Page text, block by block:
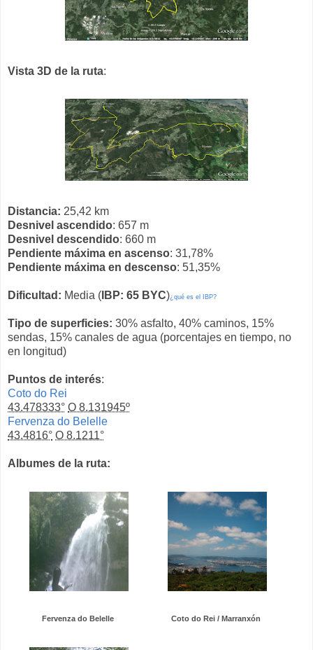
Vista 3D de la ruta:
Distancia: 25,42 km
Desnivel ascendido: 657 m
Desnivel descendido: 660 m
Pendiente máxima en ascenso: 31,78%
Pendiente máxima en descenso: 51,35%
Dificultad: Media ( IBP: 65 BYC)¿qué es el IBP?
Tipo de superficies: 30% asfalto, 40% caminos, 15%
sendas, 15% canales de agua (porcentajes en tiempo, no
en longitud)
Puntos de interés:
Coto do Rei
43.478333° O 8.131945º
Fervenza do Belelle
43.4816° O 8.1211°
Albumes de la ruta:
Fervenza do Belelle Coto do Rei / Marranxón